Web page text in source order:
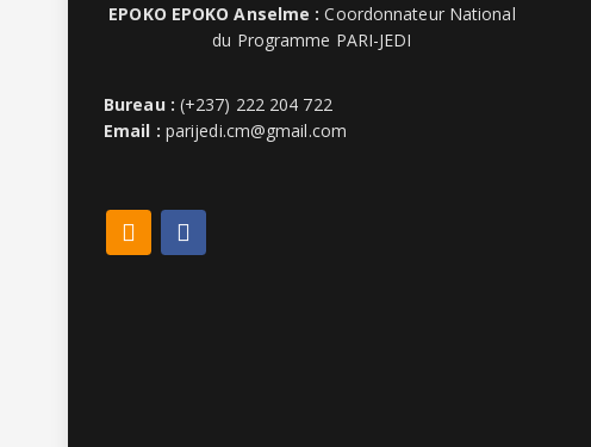
EPOKO EPOKO Anselme : Coordonnateur National
du Programme PARI-JEDI
Bureau : (+237) 222 204 722
Email : parijedi.cm@gmail.com